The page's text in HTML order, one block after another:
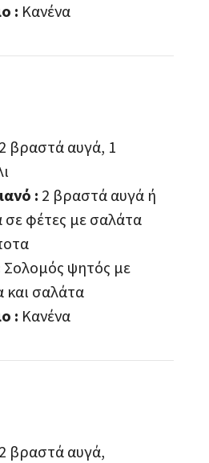
: Κανένα
2 βραστά αυγά, 1
: 2 βραστά αυγά ή
σε φέτες με σαλάτα
Σολομός ψητός με
και σαλάτα
: Κανένα
2 βραστά αυγά,